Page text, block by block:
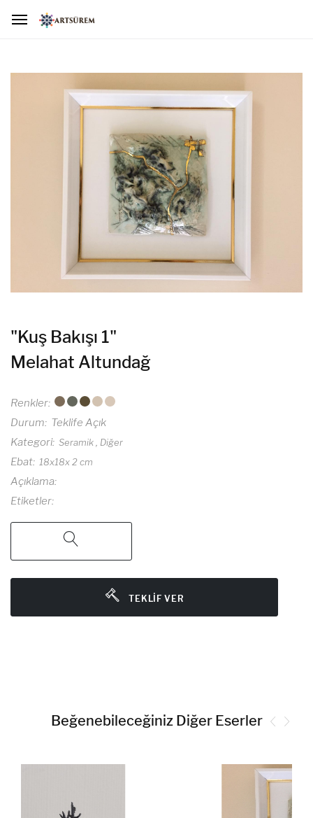
"Kuş Bakışı 1"
Melahat Altundağ
Renkler
Durum
Teklife Açık
Kategori Seramik Diğer
Ebat 18x18x 2 cm
Açıklama
Etiketler
TEKLIF VER
Beğenebileceğiniz Diğer Eserler